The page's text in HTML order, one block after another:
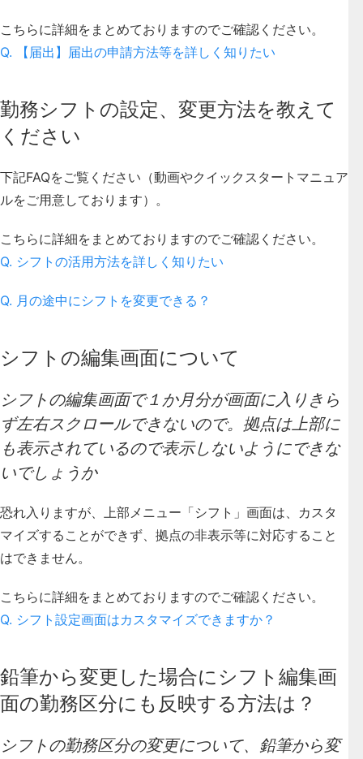
こちらに詳細をまとめておりますのでご確認ください。
Q. 【届出】届出の申請方法等を詳しく知りたい
勤務シフトの設定、変更方法を教えて
ください
下記FAQをご覧ください（動画やクイックスタートマニュア
ルをご用意しております）。
こちらに詳細をまとめておりますのでご確認ください。
Q. シフトの活用方法を詳しく知りたい
Q. 月の途中にシフトを変更できる？
シフトの編集画面について
シフトの編集画面で１か月分が画面に入りきら
ず左右スクロールできないので。拠点は上部に
も表示されているので表示しないようにできな
いでしょうか
恐れ入りますが、上部メニュー「シフト」画面は、カスタ
マイズすることができず、拠点の非表示等に対応すること
はできません。
こちらに詳細をまとめておりますのでご確認ください。
Q. シフト設定画面はカスタマイズできますか？
鉛筆から変更した場合にシフト編集画
面の勤務区分にも反映する方法は？
シフトの勤務区分の変更について、鉛筆から変